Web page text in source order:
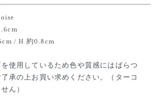
/ H 約0.8cm
使用しているため色や質感にはばらつ
承の上お買い求めください。（ターコ
ん）